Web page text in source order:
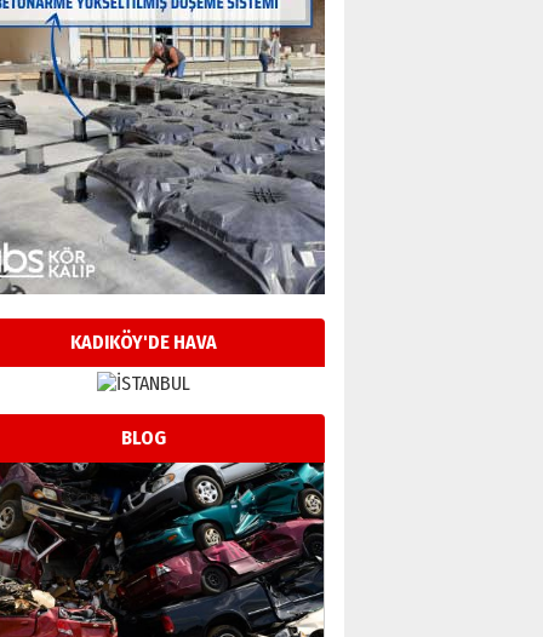
KADIKÖY'DE HAVA
BLOG